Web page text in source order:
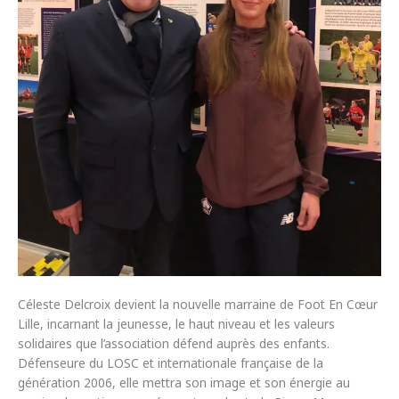
Céleste Delcroix devient la nouvelle marraine de Foot En Cœur
Lille, incarnant la jeunesse, le haut niveau et les valeurs
solidaires que l’association défend auprès des enfants.
Défenseure du LOSC et internationale française de la
génération 2006, elle mettra son image et son énergie au